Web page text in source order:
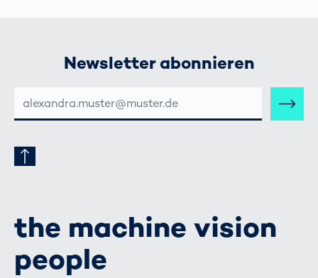
Newsletter abonnieren
MAIL-
ADRESSE
the machine vision
people